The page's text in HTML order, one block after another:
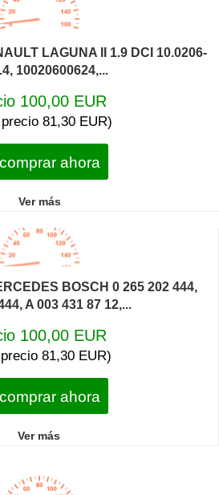
LAGUNA II 1.9 DCI 10.0206-
10020600624,...
100,00 EUR
81,30 EUR)
comprar ahora
Ver más
BOSCH 0 265 202 444,
A 003 431 87 12,...
100,00 EUR
81,30 EUR)
comprar ahora
Ver más